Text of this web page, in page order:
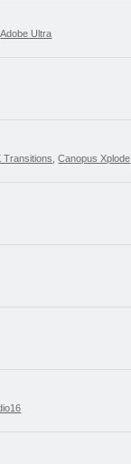
,Adobe Ultra
Transitions ,Canopus Xplode